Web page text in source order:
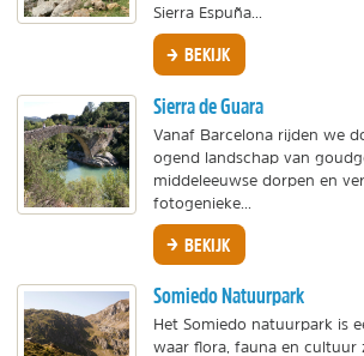
Sierra Espuña...
BEKIJK
Sierra de Guara
Vanaf Barcelona rijden we
ogend landschap van
middeleeuwse dorpen en
fotogenieke...
BEKIJK
Somiedo Natuurpark
Het Somiedo natuurpark is
waar flora, fauna en cultuur